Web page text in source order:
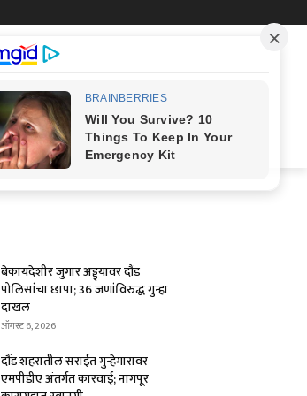
बेकायदेशीर जुगार अड्ड्यावर दौंड
पोलिसांचा छापा; 36 जणांविरुद्ध गुन्हा
दाखल
ऑगस्ट 6, 2026
दौंड शहरातील सराईत गुन्हेगारावर
एमपीडीए अंतर्गत कारवाई; नागपूर